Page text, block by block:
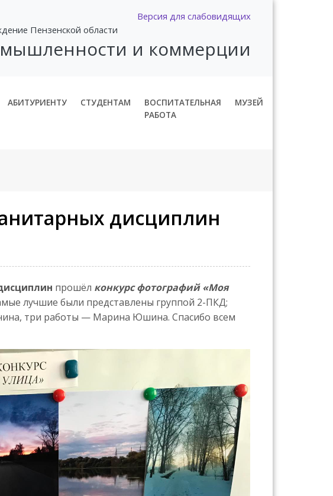
Версия для слабовидящих
Пензенской области
и коммерции
АБИТУРИЕНТУ СТУДЕНТАМ
ВОСПИТАТЕЛЬНАЯ
РАБОТА
МУЗЕЙ
дисциплин
прошёл конкурс фотографий «Моя
лучшие были представлены группой 2-ПКД;
три работы — Марина Юшина. Спасибо всем